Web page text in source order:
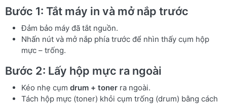
Bước 1: Tắt máy in và mở nắp trước
Đảm bảo máy đã tắt nguồn.
Nhấn nút và mở nắp phía trước để nhìn thấy cụm hộp
mực – trống.
Bước 2: Lấy hộp mực ra ngoài
Kéo nhẹ cụm drum + toner ra ngoài.
Tách hộp mực (toner) khỏi cụm trống (drum) bằng cách